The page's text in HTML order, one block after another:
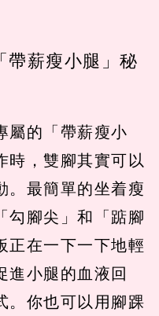
帶薪瘦小腿」秘
屬的「帶薪瘦小
時，雙腳其實可以
。最簡單的坐着瘦
勾腳尖」和「踮腳
正在一下一下地輕
進小腿的血液回
。你也可以用腳踝